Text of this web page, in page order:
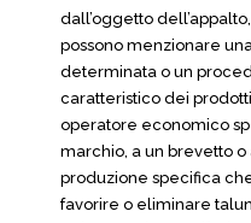
dall’oggetto
possono menzionare
determinata o un
caratteristico dei
operatore economico
marchio, a un brevetto o
produzione specifica
favorire o eliminare